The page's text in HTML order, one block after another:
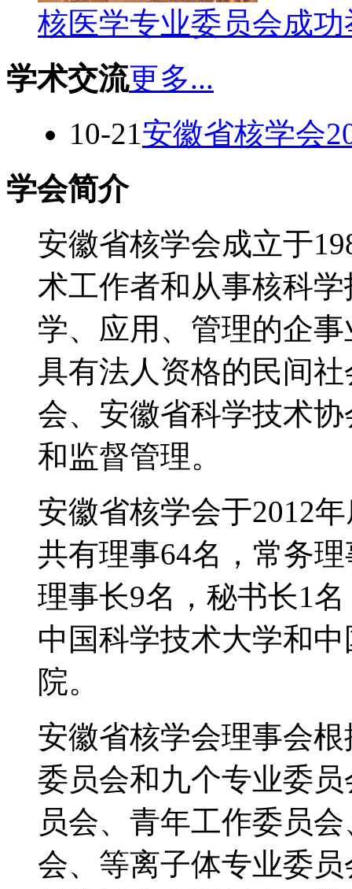
核医学专业委员会成功
学术交流更多...
10-21安徽省核学会
学会简介
安徽省核学会成立于
术工作者和从事核科
学、应用、管理的企
具有法人资格的民间
会、安徽省科学技术
和监督管理。
安徽省核学会于2012
共有理事64名，常务
理事长9名，秘书长1
中国科学技术大学和
院。
安徽省核学会理事会
委员会和九个专业委
员会、青年工作委员
会、等离子体专业委